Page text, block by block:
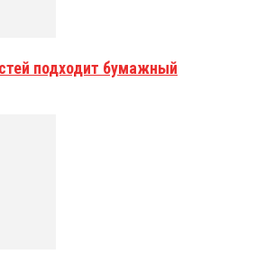
подходит бумажный